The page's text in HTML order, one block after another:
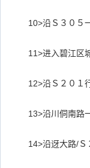
10>沿Ｓ３０５
11>进入碧江区
12>沿Ｓ２０１
13>沿川侗南路
14>沿迓大路/Ｓ